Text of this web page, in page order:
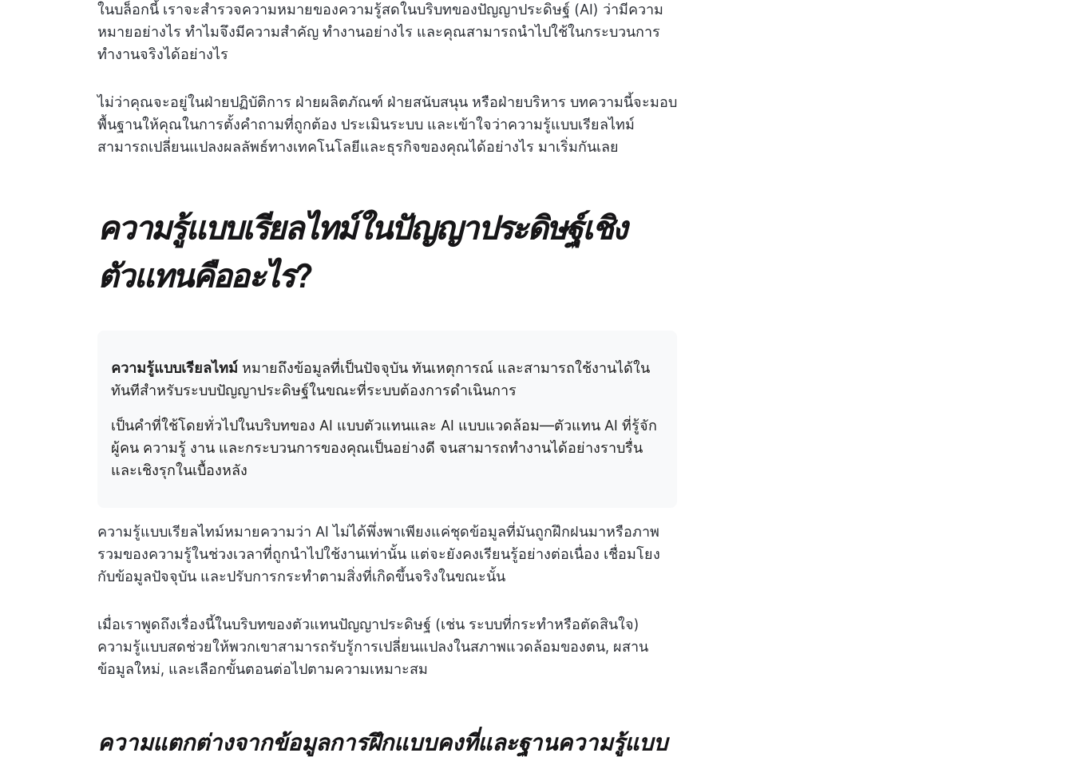
ในบล็อกนี้ เราจะสำรวจความหมายของความรู้สดในบริบทของปัญญาประดิษฐ์ (AI) ว่ามีความ
หมายอย่างไร ทำไมจึงมีความสำคัญ ทำงานอย่างไร และคุณสามารถนำไปใช้ในกระบวนการ
ทำงานจริงได้อย่างไร
ไม่ว่าคุณจะอยู่ในฝ่ายปฏิบัติการ ฝ่ายผลิตภัณฑ์ ฝ่ายสนับสนุน หรือฝ่ายบริหาร บทความนี้จะมอบ
พื้นฐานให้คุณในการตั้งคำถามที่ถูกต้อง ประเมินระบบ และเข้าใจว่าความรู้แบบเรียลไทม์
สามารถเปลี่ยนแปลงผลลัพธ์ทางเทคโนโลยีและธุรกิจของคุณได้อย่างไร มาเริ่มกันเลย
ความรู้แบบเรียลไทม์ในปัญญาประดิษฐ์เชิง
ตัวแทนคืออะไร?
ความรู้แบบเรียลไทม์ หมายถึงข้อมูลที่เป็นปัจจุบัน ทันเหตุการณ์ และสามารถใช้งานได้ใน
ทันทีสำหรับระบบปัญญาประดิษฐ์ในขณะที่ระบบต้องการดำเนินการ
เป็นคำที่ใช้โดยทั่วไปในบริบทของ AI แบบตัวแทนและ AI แบบแวดล้อม—ตัวแทน AI ที่รู้จัก
ผู้คน ความรู้ งาน และกระบวนการของคุณเป็นอย่างดี จนสามารถทำงานได้อย่างราบรื่น
และเชิงรุกในเบื้องหลัง
ความรู้แบบเรียลไทม์หมายความว่า AI ไม่ได้พึ่งพาเพียงแค่ชุดข้อมูลที่มันถูกฝึกฝนมาหรือภาพ
รวมของความรู้ในช่วงเวลาที่ถูกนำไปใช้งานเท่านั้น แต่จะยังคงเรียนรู้อย่างต่อเนื่อง เชื่อมโยง
กับข้อมูลปัจจุบัน และปรับการกระทำตามสิ่งที่เกิดขึ้นจริงในขณะนั้น
เมื่อเราพูดถึงเรื่องนี้ในบริบทของตัวแทนปัญญาประดิษฐ์ (เช่น ระบบที่กระทำหรือตัดสินใจ)
ความรู้แบบสดช่วยให้พวกเขาสามารถรับรู้การเปลี่ยนแปลงในสภาพแวดล้อมของตน, ผสาน
ข้อมูลใหม่, และเลือกขั้นตอนต่อไปตามความเหมาะสม
ความแตกต่างจากข้อมูลการฝึกแบบคงที่และฐานความรู้แบบ